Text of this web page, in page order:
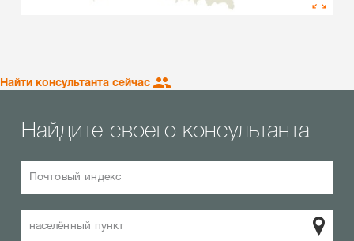
Найти консультанта сейчас
Найдите своего консультанта
Почтовый индекс
населённый пункт